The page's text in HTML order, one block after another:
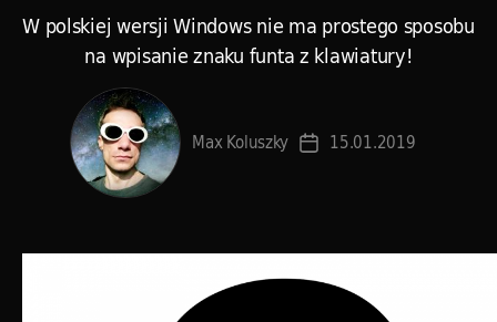
W polskiej wersji Windows nie ma prostego sposobu
na wpisanie znaku funta z klawiatury!
Max Koluszky
Data15.01.2019